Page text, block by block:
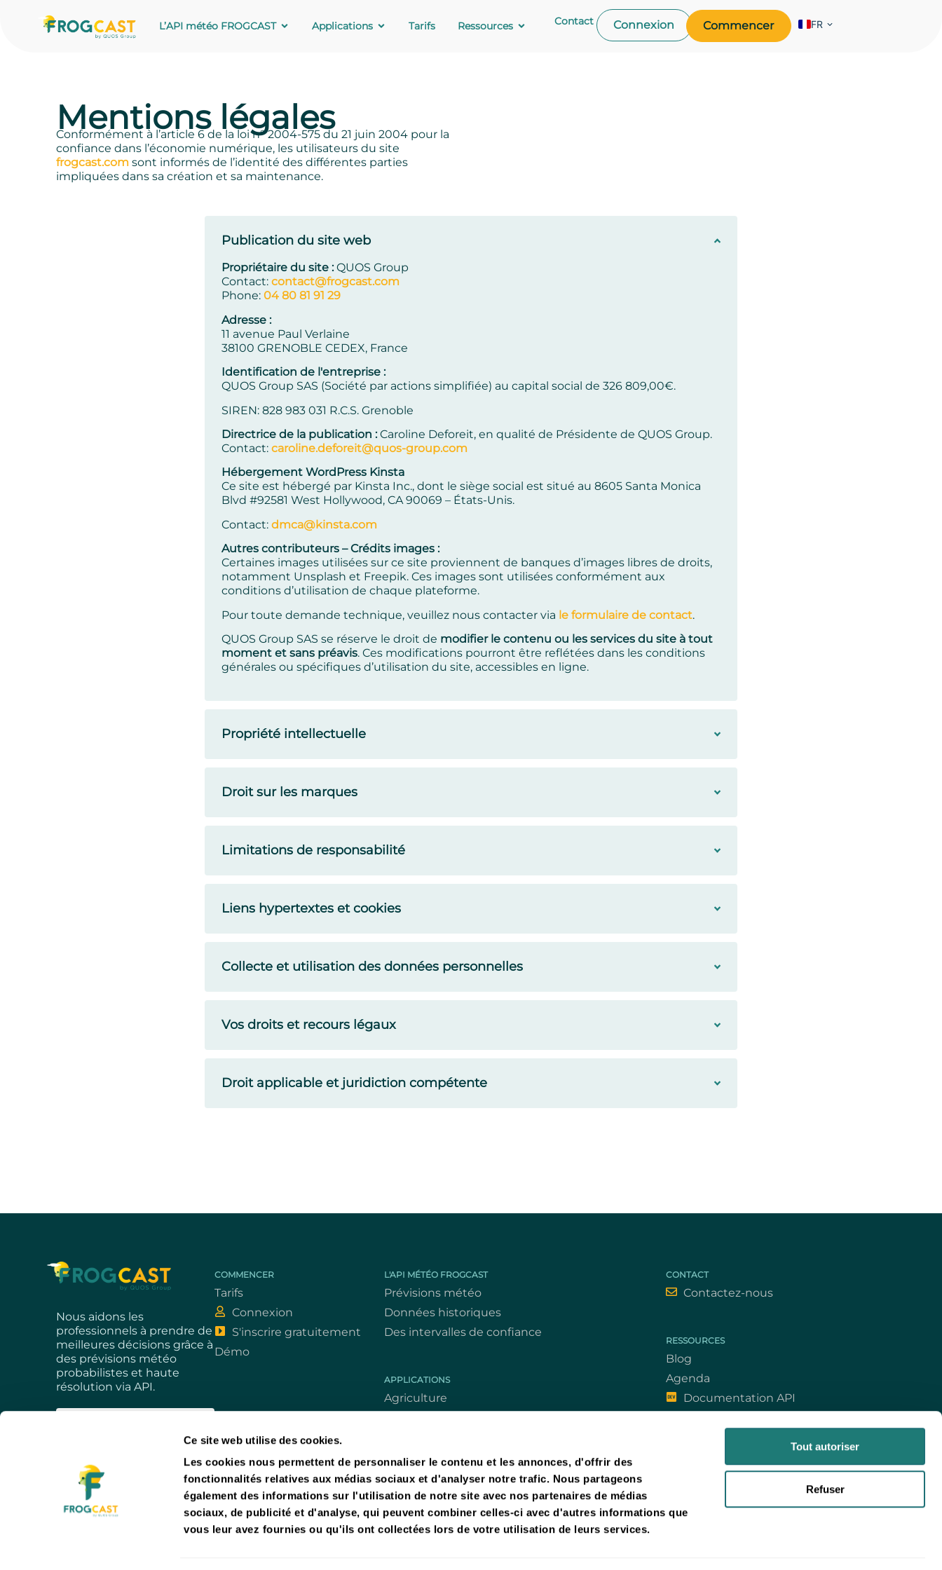
Ce site web utilise des cookies.
Les cookies nous permettent de personnaliser le contenu et les annonces, d'offrir des
fonctionnalités relatives aux médias sociaux et d'analyser notre trafic. Nous partageons
également des informations sur l'utilisation de notre site avec nos partenaires de médias
sociaux, de publicité et d'analyse, qui peuvent combiner celles-ci avec d'autres informations que
vous leur avez fournies ou qu'ils ont collectées lors de votre utilisation de leurs services.
Tout autoriser
Refuser
L’API météo FROGCAST Applications Tarifs Ressources Contact Connexion Commencer FR
Mentions légales
Conformément à l’article 6 de la loi n° 2004-575 du 21 juin 2004 pour la
confiance dans l’économie numérique, les utilisateurs du site
frogcast.com sont informés de l’identité des différentes parties
impliquées dans sa création et sa maintenance.
Publication du site web
Propriétaire du site :QUOS Group
Contact: contact@frogcast.com
Phone: 04 80 81 91 29
Adresse :
11 avenue Paul Verlaine
38100 GRENOBLE CEDEX, France
Identification de l'entreprise :
QUOS Group SAS (Société par actions simplifiée) au capital social de 326 809,00€.
SIREN: 828 983 031 R.C.S. Grenoble
Directrice de la publication :Caroline Deforeit, en qualité de Présidente de QUOS Group.
Contact: caroline.deforeit@quos-group.com
Hébergement WordPress Kinsta
Ce site est hébergé par Kinsta Inc., dont le siège social est situé au 8605 Santa Monica
Blvd #92581 West Hollywood, CA 90069 – États-Unis.
Contact: dmca@kinsta.com
Autres contributeurs – Crédits images :
Certaines images utilisées sur ce site proviennent de banques d’images libres de droits,
notamment Unsplash et Freepik. Ces images sont utilisées conformément aux
conditions d’utilisation de chaque plateforme.
Pour toute demande technique, veuillez nous contacter via le formulaire de contact.
QUOS Group SAS se réserve le droit de modifier le contenu ou les services du site à tout
moment et sans préavis. Ces modifications pourront être reflétées dans les conditions
générales ou spécifiques d’utilisation du site, accessibles en ligne.
Propriété intellectuelle
Droit sur les marques
Limitations de responsabilité
Liens hypertextes et cookies
Collecte et utilisation des données personnelles
Vos droits et recours légaux
Droit applicable et juridiction compétente
Nous aidons les
professionnels à prendre de
meilleures décisions grâce à
des prévisions météo
probabilistes et haute
résolution via API.
Suivez-nous
COMMENCER
Tarifs
Connexion
S'inscrire gratuitement
Démo
L'API MÉTÉO FROGCAST
Prévisions météo
Données historiques
Des intervalles de confiance
APPLICATIONS
Agriculture
CONTACT
Contactez-nous
RESSOURCES
Blog
Agenda
Documentation API